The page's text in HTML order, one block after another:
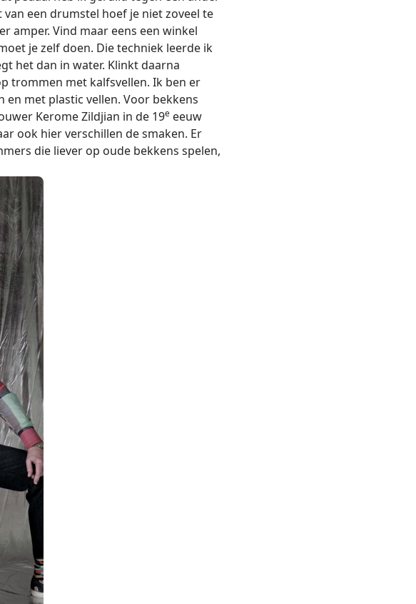
een drumstel hoef je niet zoveel te
amper. Vind maar eens een winkel
je zelf doen. Die techniek leerde ik
het dan in water. Klinkt daarna
trommen met kalfsvellen. Ik ben er
met plastic vellen. Voor bekkens
Kerome Zildjian in de 19e eeuw
ook hier verschillen de smaken. Er
die liever op oude bekkens spelen,